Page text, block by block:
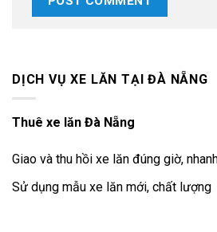
DỊCH VỤ XE LĂN TẠI ĐÀ NẴNG
Thuê xe lăn Đà Nẵng
Giao và thu hồi xe lăn đúng giờ,
Sử dụng mẫu xe lăn mới, chất lượng